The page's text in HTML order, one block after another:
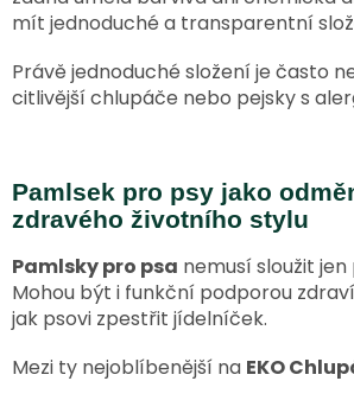
mít jednoduché a transparentní
Právě jednoduché složení je často
citlivější chlupáče nebo pejsky s
Pamlsek pro psy jako
zdravého životního stylu
Pamlsky pro psa nemusí sloužit jen
Mohou být i funkční podporou
jak psovi zpestřit jídelníček.
Mezi ty nejoblíbenější na EKO